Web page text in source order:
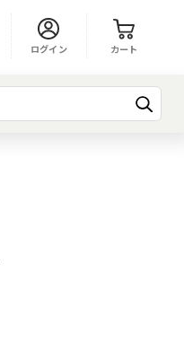
ログイン カート